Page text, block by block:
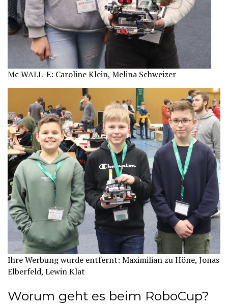
Mc WALL-E: Caroline Klein, Melina Schweizer
Ihre Werbung wurde entfernt: Maximilian zu Höne, Jonas
Elberfeld, Lewin Klat
Worum geht es beim RoboCup?